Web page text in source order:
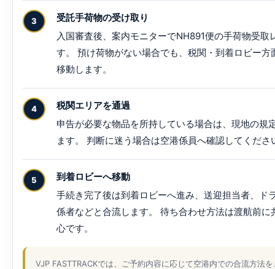
受託手荷物の受け取り
入国審査後、案内モニターでNH891便の手荷物受取
す。 預け荷物がない場合でも、税関・到着ロビー方
移動します。
税関エリアを通過
申告が必要な物品を所持している場合は、現地の規
ます。 判断に迷う場合は空港係員へ確認してくださ
到着ロビーへ移動
手続き完了後は到着ロビーへ進み、送迎担当者、ド
係者などと合流します。 待ち合わせ方法は渡航前に
心です。
VJP FASTTRACKでは、ご予約内容に応じて空港内での合流方法